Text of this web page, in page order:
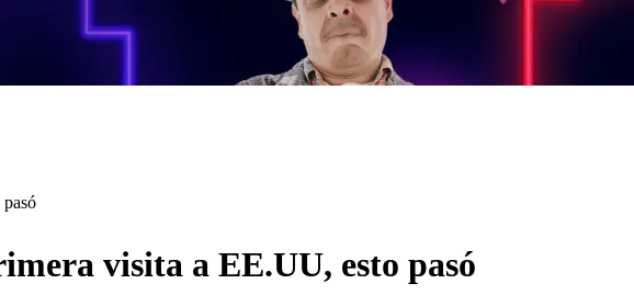
visita a EE.UU, esto pasó